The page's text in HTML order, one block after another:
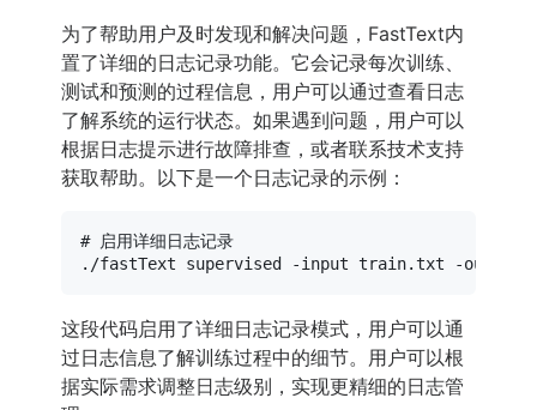
为了帮助用户及时发现和解决问题，FastText内
置了详细的日志记录功能。它会记录每次训练、
测试和预测的过程信息，用户可以通过查看日志
了解系统的运行状态。如果遇到问题，用户可以
根据日志提示进行故障排查，或者联系技术支持
获取帮助。以下是一个日志记录的示例：
# 启用详细日志记录
这段代码启用了详细日志记录模式，用户可以通
过日志信息了解训练过程中的细节。用户可以根
据实际需求调整日志级别，实现更精细的日志管